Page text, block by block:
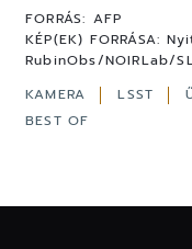
FORRÁS: AFP
KÉP(EK) FORRÁSA:
RubinObs/NOIRLab/
KAMERA
LSST
BEST OF